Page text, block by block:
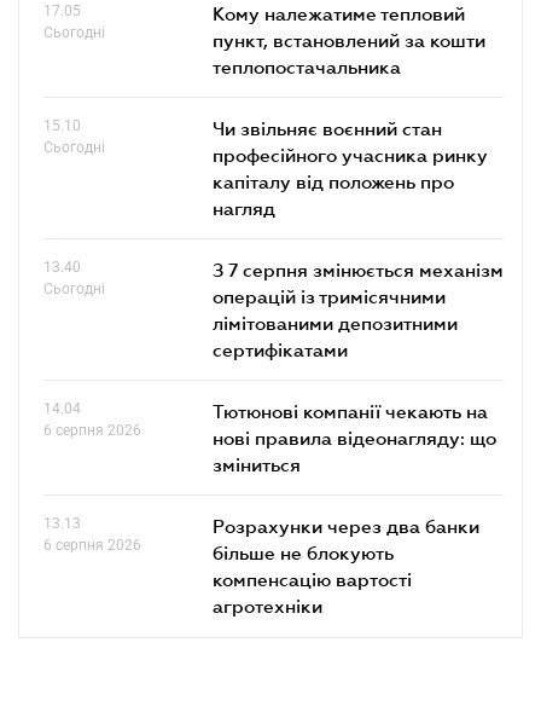
17.05
Сьогодні
Кому належатиме тепловий
пункт, встановлений за кошти
теплопостачальника
15.10
Сьогодні
Чи звільняє воєнний стан
професійного учасника ринку
капіталу від положень про
нагляд
13.40
Сьогодні
З 7 серпня змінюється механізм
операцій із тримісячними
лімітованими депозитними
сертифікатами
14.04
6 серпня 2026
Тютюнові компанії чекають на
нові правила відеонагляду: що
зміниться
13.13
6 серпня 2026
Розрахунки через два банки
більше не блокують
компенсацію вартості
агротехніки